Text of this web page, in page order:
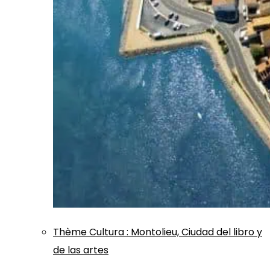
ThèmeCultura: Montolieu, Ciudad del libro y
de las artes